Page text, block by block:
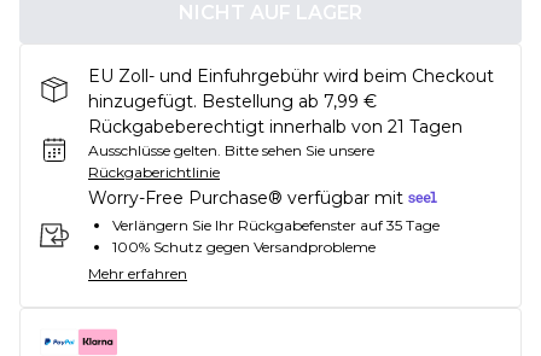
NICHT AUF LAGER
EU Zoll- und Einfuhrgebühr wird beim Checkout
hinzugefügt. Bestellung ab 7,99 €
Rückgabeberechtigt innerhalb von 21 Tagen
Ausschlüsse gelten. Bitte sehen Sie unsere
Rückgaberichtlinie
Worry-Free Purchase® verfügbar mit
Verlängern Sie Ihr Rückgabefenster auf 35 Tage
100% Schutz gegen Versandprobleme
Mehr erfahren